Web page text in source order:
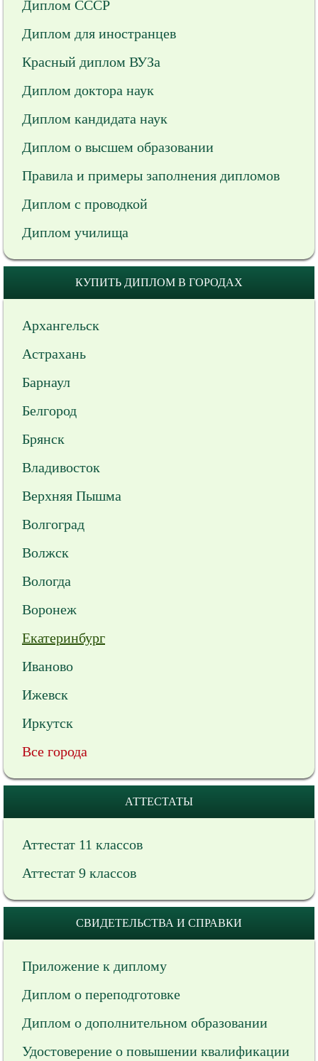
Диплом СССР
Диплом для иностранцев
Красный диплом ВУЗа
Диплом доктора наук
Диплом кандидата наук
Диплом о высшем образовании
Правила и примеры заполнения дипломов
Диплом с проводкой
Диплом училища
КУПИТЬ ДИПЛОМ В ГОРОДАХ
Архангельск
Астрахань
Барнаул
Белгород
Брянск
Владивосток
Верхняя Пышма
Волгоград
Волжск
Вологда
Воронеж
Екатеринбург
Иваново
Ижевск
Иркутск
Все города
АТТЕСТАТЫ
Аттестат 11 классов
Аттестат 9 классов
СВИДЕТЕЛЬСТВА И СПРАВКИ
Приложение к диплому
Диплом о переподготовке
Диплом о дополнительном образовании
Удостоверение о повышении квалификации